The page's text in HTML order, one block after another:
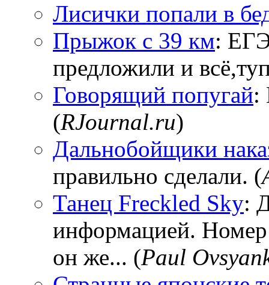
Лисички попали в
Прыжок с 39 км:
предложили и
Говорящий попугай:
(RJournal.ru)
Дальнобойщики
правильно сделали. (
Танец Freckled Sky:
информацией.
он же... (Paul